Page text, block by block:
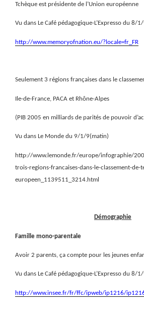
Tchèque est présidente de l’Union européenne
Vu dans Le Café pédagogique-L’Expresso du 8/
http://www.memoryofnation.eu/?locale=fr_FR
Seulement 3 régions françaises dans le
Ile-de-France, PACA et Rhône-Alpes
(PIB 2005 en milliards de parités de pouvoir
Vu dans Le Monde du 9/1/9(matin)
http://www.lemonde.fr/europe/infographie/
trois-regions-francaises-dans-le-classement-de-
europeen_1139511_3214.html
Démographie
Famille mono-parentale
Avoir 2 parents, ça compte pour les jeunes
Vu dans Le Café pédagogique-L’Expresso du 8/
http://www.insee.fr/fr/ffc/ipweb/ip1216/